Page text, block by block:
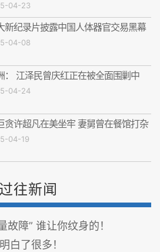
04-23
新纪录片披露中国人体器官交易黑幕
04-08
： 江泽民曾庆红正在被全面围剿中
04-24
贪许超凡在美坐牢 妻舅曾在餐馆打杂
04-19
过往新闻
故障” 谁让你纹身的！
白了很多！